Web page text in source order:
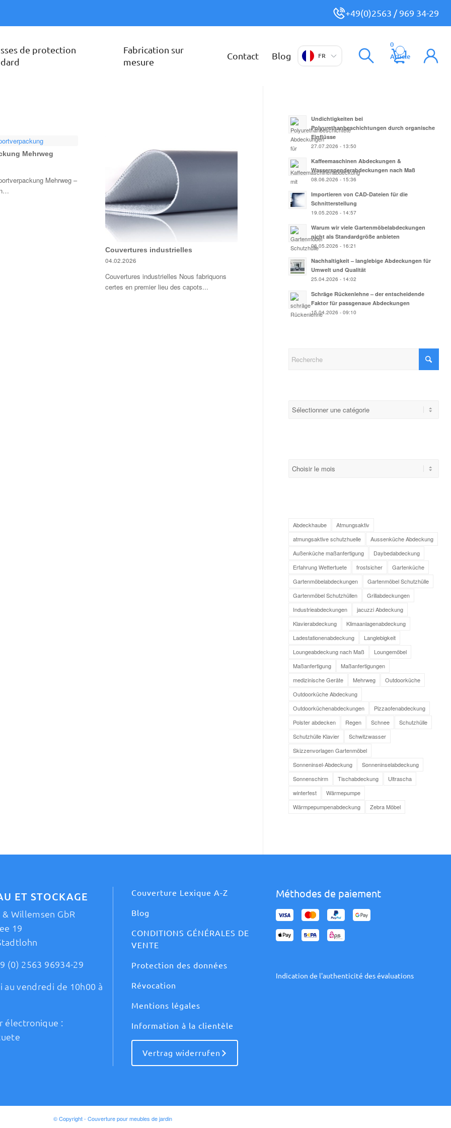
+49(0)2563 / 969 34-29
de protection
Fabrication sur
mesure
Contact Blog FR
0
Article
Mehrweg
Mehrweg –
Couvertures industrielles
04.02.2026
Couvertures industrielles Nous fabriquons
certes en premier lieu des capots...
Undichtigkeiten bei
Polyurethanbeschichtungen durch organische
Einflüsse
27.07.2026 - 13:50
Kaffeemaschinen Abdeckungen &
Wasserspenderabdeckungen nach Maß
08.06.2026 - 15:36
Importieren von CAD-Dateien für die
Schnitterstellung
19.05.2026 - 14:57
Warum wir viele Gartenmöbelabdeckungen
nicht als Standardgröße anbieten
06.05.2026 - 16:21
Nachhaltigkeit – langlebige Abdeckungen für
Umwelt und Qualität
25.04.2026 - 14:02
Schräge Rückenlehne – der entscheidende
Faktor für passgenaue Abdeckungen
15.04.2026 - 09:10
Abdeckhaube
Atmungsaktiv
atmungsaktive schutzhuelle
Aussenküche Abdeckung
Außenküche maßanfertigung
Daybedabdeckung
Erfahrung Wettertuete
frostsicher
Gartenküche
Gartenmöbelabdeckungen
Gartenmöbel Schutzhülle
Gartenmöbel Schutzhüllen
Grillabdeckungen
Industrieabdeckungen
jacuzzi Abdeckung
Klavierabdeckung
Klimaanlagenabdeckung
Ladestationenabdeckung
Langlebigkeit
Loungeabdeckung nach Maß
Loungemöbel
Maßanfertigung
Maßanfertigungen
medizinische Geräte
Mehrweg
Outdoorküche
Outdoorküche Abdeckung
Outdoorküchenabdeckungen
Pizzaofenabdeckung
Polster abdecken
Regen Schnee
Schutzhülle
Schutzhülle Klavier
Schwitzwasser
Skizzenvorlagen Gartenmöbel
Sonneninsel-Abdeckung
Sonneninselabdeckung
Sonnenschirm
Tischabdeckung
Ultrascha
winterfest
Wärmepumpe
Wärmpepumpenabdeckung
Zebra Möbel
ET STOCKAGE
Willemsen GbR
19
(0) 2563 96934-29
au vendredi de 10h00 à
électronique :
Couverture Lexique A-Z
Blog
CONDITIONS GÉNÉRALES DE
VENTE
Protection des données
Révocation
Mentions légales
Information à la clientèle
Vertrag widerrufen
Méthodes de paiement
Indication de l'authenticité des évaluations
© Copyright - Couverture pour meubles de jardin